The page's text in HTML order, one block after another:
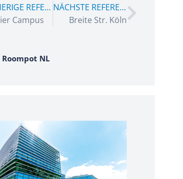
VORHERIGE REFERENZ
Campus
NÄCHSTE REFERENZ
Breite Str. Köln
Roompot NL